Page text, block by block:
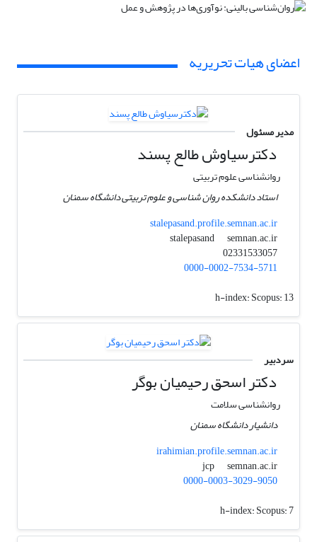
اعضای هیات تحریریه
مدیر مسئول
دکترسیاوش طالع پسند
روانشناسی علوم تربیتی
استاد دانشکده روان شناسی و علوم تربیتی دانشگاه سمنان
stalepasand.profile.semnan.ac.ir
stalepasand
semnan.ac.ir
02331533057
0000-0002-7534-5711
h-index:Scopus: 13
سردبیر
دکتر اسحق رحیمیان بوگر
روانشناسی سلامت
دانشیار دانشگاه سمنان
irahimian.profile.semnan.ac.ir
jcp
semnan.ac.ir
0000-0003-3029-9050
h-index:Scopus: 7